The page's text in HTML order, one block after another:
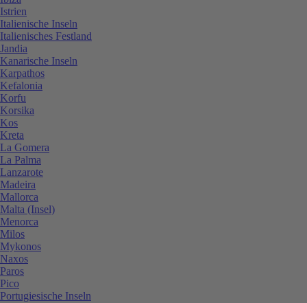
Istrien
Italienische Inseln
Italienisches Festland
Jandia
Kanarische Inseln
Karpathos
Kefalonia
Korfu
Korsika
Kos
Kreta
La Gomera
La Palma
Lanzarote
Madeira
Mallorca
Malta (Insel)
Menorca
Milos
Mykonos
Naxos
Paros
Pico
Portugiesische Inseln